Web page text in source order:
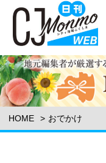
HOME おでかけ